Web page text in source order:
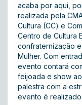
acaba por aqui,
realizada pela
Cultura (CC) e
Centro de Cultura
confraternização
Mulher. Com
evento contará
feijoada e show
palestra com a
evento é realizado